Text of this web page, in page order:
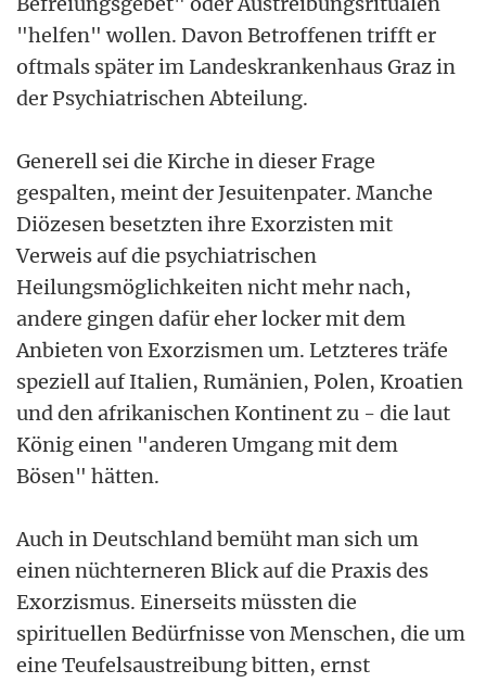
"helfen" wollen. Davon Betroffenen trifft er
oftmals später im Landeskrankenhaus Graz in
der Psychiatrischen Abteilung.
Generell sei die Kirche in dieser Frage
gespalten, meint der Jesuitenpater. Manche
Diözesen besetzten ihre Exorzisten mit
Verweis auf die psychiatrischen
Heilungsmöglichkeiten nicht mehr nach,
andere gingen dafür eher locker mit dem
Anbieten von Exorzismen um. Letzteres träfe
speziell auf Italien, Rumänien, Polen, Kroatien
und den afrikanischen Kontinent zu - die laut
König einen "anderen Umgang mit dem
Bösen" hätten.
Auch in Deutschland bemüht man sich um
einen nüchterneren Blick auf die Praxis des
Exorzismus. Einerseits müssten die
spirituellen Bedürfnisse von Menschen, die um
eine Teufelsaustreibung bitten, ernst